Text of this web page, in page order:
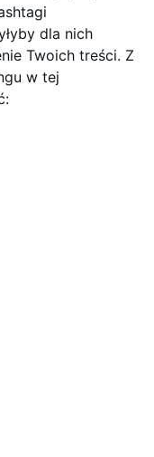
dla nich
Twoich treści. Z
w tej